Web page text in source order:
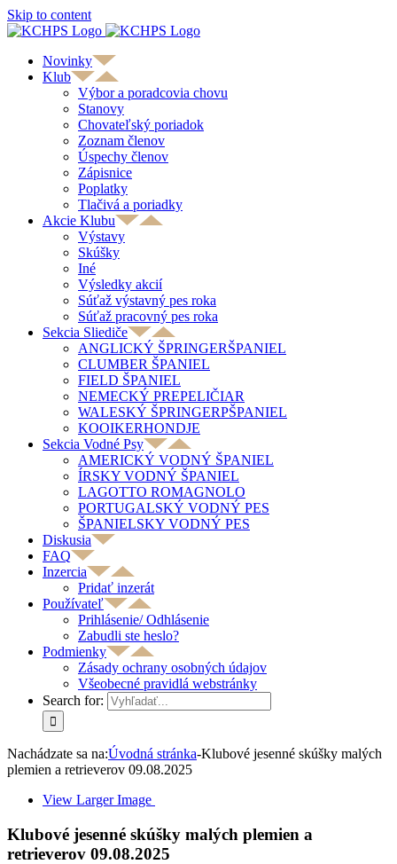
Skip to content
Novinky
Klub
Výbor a poradcovia chovu
Stanovy
Chovateľský poriadok
Zoznam členov
Úspechy členov
Zápisnice
Poplatky
Tlačivá a poriadky
Akcie Klubu
Výstavy
Skúšky
Iné
Výsledky akcií
Súťaž výstavný pes roka
Súťaž pracovný pes roka
Sekcia Sliediče
ANGLICKÝ ŠPRINGERŠPANIEL
CLUMBER ŠPANIEL
FIELD ŠPANIEL
NEMECKÝ PREPELIČIAR
WALESKÝ ŠPRINGERPŠPANIEL
KOOIKERHONDJE
Sekcia Vodné Psy
AMERICKÝ VODNÝ ŠPANIEL
ÍRSKY VODNÝ ŠPANIEL
LAGOTTO ROMAGNOLO
PORTUGALSKÝ VODNÝ PES
ŠPANIELSKY VODNÝ PES
Diskusia
FAQ
Inzercia
Pridať inzerát
Používateľ
Prihlásenie/ Odhlásenie
Zabudli ste heslo?
Podmienky
Zásady ochrany osobných údajov
Všeobecné pravidlá webstránky
Search for:
Nachádzate sa na:Úvodná stránka-Klubové jesenné skúšky malých
plemien a retrieverov 09.08.2025
View Larger Image
Klubové jesenné skúšky malých plemien a
retrieverov 09.08.2025